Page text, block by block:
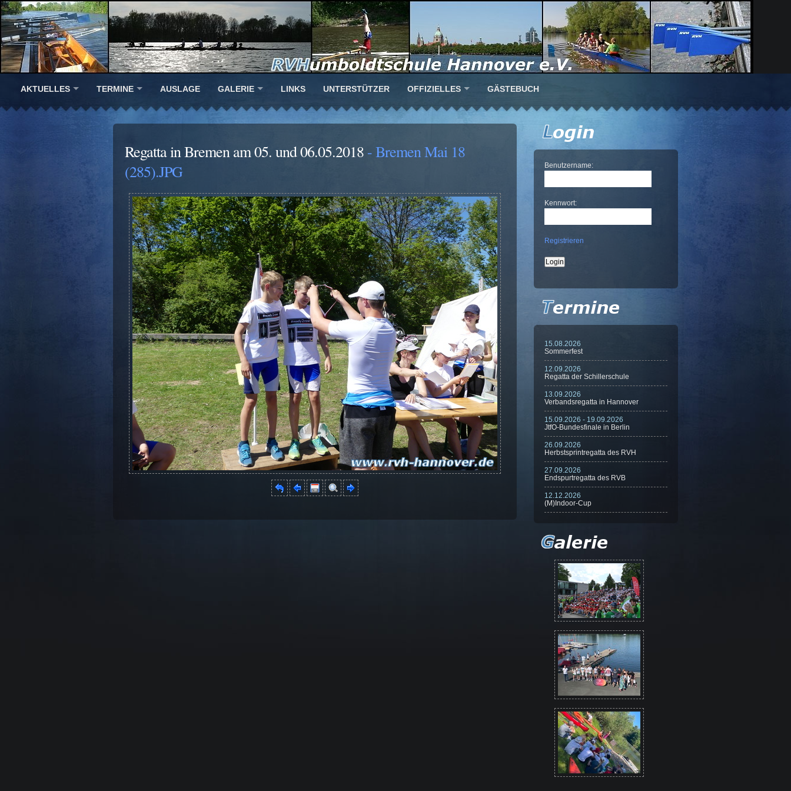
AKTUELLES TERMINE AUSLAGE GALERIE LINKS UNTERSTÜTZER OFFIZIELLES GÄSTEBUCH
Regatta in Bremen am 05. und 06.05.2018 - Bremen Mai 18
(285).JPG
Benutzername:
Kennwort:
Registrieren
15.08.2026
Sommerfest
12.09.2026
Regatta der Schillerschule
13.09.2026
Verbandsregatta in Hannover
15.09.2026 - 19.09.2026
JtfO-Bundesfinale in Berlin
26.09.2026
Herbstsprintregatta des RVH
27.09.2026
Endspurtregatta des RVB
12.12.2026
(M)Indoor-Cup